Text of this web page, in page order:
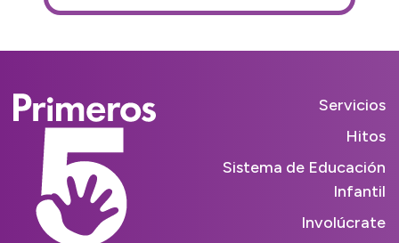
Servicios
Hitos
Sistema de Educación
Infantil
Involúcrate